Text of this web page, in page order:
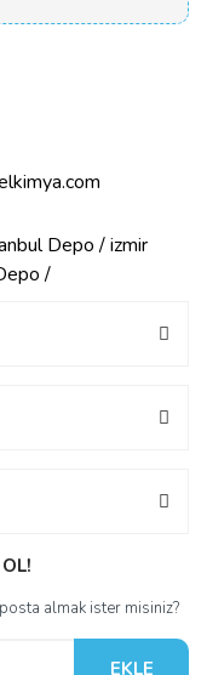
Depo / izmir
/
almak ister misiniz?
EKLE